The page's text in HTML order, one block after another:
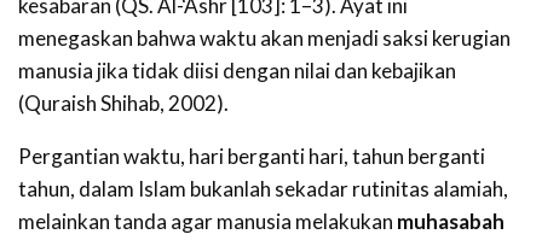
kesabaran (QS. Al-‘Ashr [103]: 1–3). Ayat ini
menegaskan bahwa waktu akan menjadi saksi kerugian
manusia jika tidak diisi dengan nilai dan kebajikan
(Quraish Shihab, 2002).
Pergantian waktu, hari berganti hari, tahun berganti
tahun, dalam Islam bukanlah sekadar rutinitas alamiah,
melainkan tanda agar manusia melakukan muhasabah